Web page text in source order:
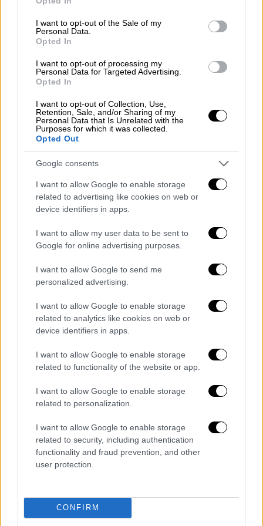
use your data for below specified purposes in below Google
consent section.
I want to opt-out of the Sale of my
Personal Data.
Opted In
I want to opt-out of processing my
Personal Data for Targeted Advertising.
Opted In
I want to opt-out of Collection, Use,
Retention, Sale, and/or Sharing of my
Personal Data that Is Unrelated with the
Purposes for which it was collected.
Opted Out
Google consents
I want to allow Google to enable storage
related to advertising like cookies on web or
device identifiers in apps.
I want to allow my user data to be sent to
Google for online advertising purposes.
I want to allow Google to send me
personalized advertising.
I want to allow Google to enable storage
related to analytics like cookies on web or
device identifiers in apps.
I want to allow Google to enable storage
related to functionality of the website or app.
I want to allow Google to enable storage
related to personalization.
I want to allow Google to enable storage
related to security, including authentication
functionality and fraud prevention, and other
user protection.
CONFIRM
Ο αρχηγός της Αργεντινής ξέσπασε σε
δάκρυα, σε μια εικόνα που αποτύπωσε το
βάρος, την ένταση και τη σημασία που έχει
για εκείνον αυτό το Μουντιάλ, το οποίο
κεφάλαιο της καριέρας του με την εθνική
ομάδα.
τον αποθέωσαν, με τον ίδιο να συγκινείται
ξανά.
Οι συμπαίκτες του έσπευσαν κοντά του, τον
σήκωσαν στα χέρια και τον πέταξαν στον